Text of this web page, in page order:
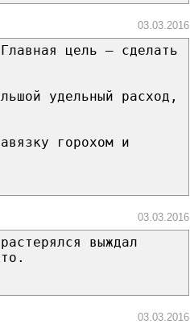
03.03.2016
цель — сделать
удельный расход,
горохом и
03.03.2016
выждал
03.03.2016